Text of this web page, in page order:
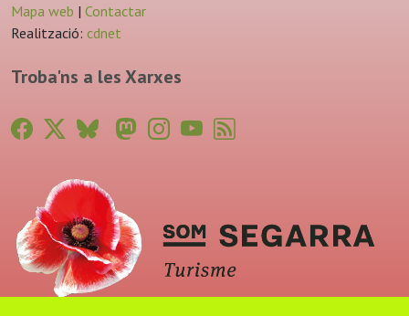
Mapa web | Contactar
Realització: cdnet
Troba'ns a les Xarxes